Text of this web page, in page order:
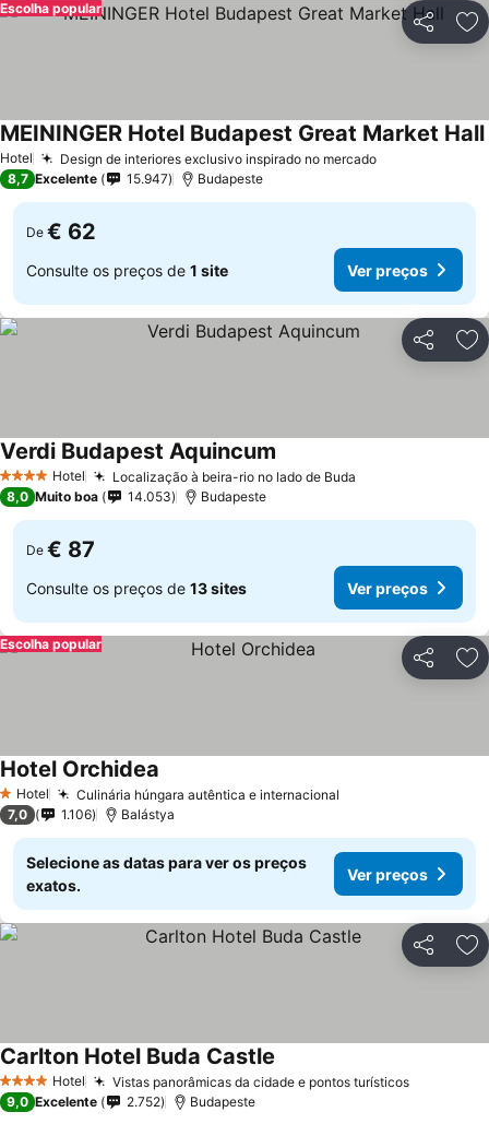
Partilhar
Escolha popular
Hotel Design de interiores exclusivo inspirado no mercadoVer preços
MEININGER Hotel Budapest Great Market Hall
8,7 Excelente 15.947 Budapeste
De € 62
Consulte os preços de 1 site Ver preços
Partilhar
4 EstrelasHotel Localização à beira-rio no lado de Buda
Verdi Budapest Aquincum
8,0 Muito boa 14.053 Budapeste
De € 87
Consulte os preços de 13 sites Ver preços
Partilhar
Escolha popular
1 Estrelas
Hotel Culinária húngara autêntica e internacional
Hotel Orchidea
7,0 1.106 Balástya
Selecione as datas para ver os preços
exatos.
Ver preços
Partilhar
4 EstrelasHotel Vistas panorâmicas da cidade e pontos turísticosVer
Carlton Hotel Buda Castle
9,0 Excelente 2.752 Budapeste